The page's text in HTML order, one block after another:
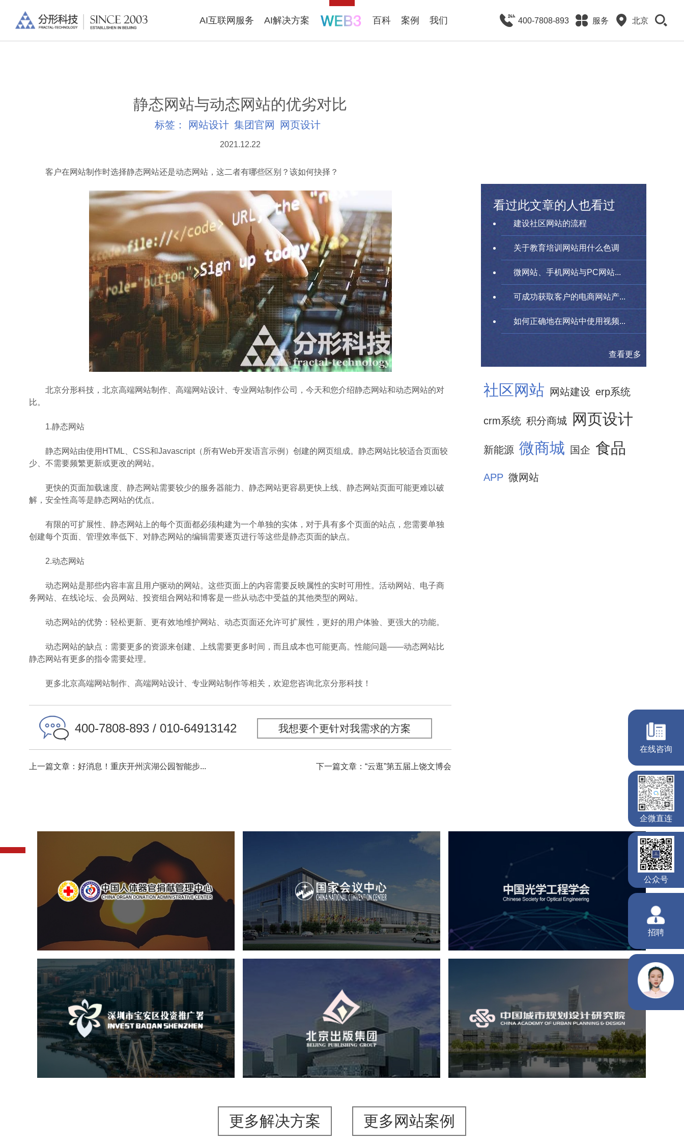
AI互联网服务 AI解决方案 百科 案例 我们 400-7808-893 服务 北京
静态网站与动态网站的优劣对比
标签： 网站设计 集团官网 网页设计
2021.12.22
客户在网站制作时选择静态网站还是动态网站，这二者有哪些区别？该如何抉择？
北京分形科技，北京高端网站制作、高端网站设计、专业网站制作公司，今天和您介绍静态网站和动态网站的对
比。
1.静态网站
静态网站由使用HTML、CSS和Javascript（所有Web开发语言示例）创建的网页组成。静态网站比较适合页面较
少、不需要频繁更新或更改的网站。
更快的页面加载速度、静态网站需要较少的服务器能力、静态网站更容易更快上线、静态网站页面可能更难以破
解，安全性高等是静态网站的优点。
有限的可扩展性、静态网站上的每个页面都必须构建为一个单独的实体，对于具有多个页面的站点，您需要单独
创建每个页面、管理效率低下、对静态网站的编辑需要逐页进行等这些是静态页面的缺点。
2.动态网站
动态网站是那些内容丰富且用户驱动的网站。这些页面上的内容需要反映属性的实时可用性。活动网站、电子商
务网站、在线论坛、会员网站、投资组合网站和博客是一些从动态中受益的其他类型的网站。
动态网站的优势：轻松更新、更有效地维护网站、动态页面还允许可扩展性，更好的用户体验、更强大的功能。
动态网站的缺点：需要更多的资源来创建、上线需要更多时间，而且成本也可能更高。性能问题——动态网站比
静态网站有更多的指令需要处理。
更多北京高端网站制作、高端网站设计、专业网站制作等相关，欢迎您咨询北京分形科技！
400-7808-893 / 010-64913142 我想要个更针对我需求的方案
上一篇文章：好消息！重庆开州滨湖公园智能步... 下一篇文章：“云逛”第五届上饶文博会
看过此文章的人也看过
建设社区网站的流程
关于教育培训网站用什么色调
微网站、手机网站与PC网站...
可成功获取客户的电商网站产...
如何正确地在网站中使用视频...
查看更多
社区网站 网站建设 erp系统
crm系统 积分商城 网页设计
新能源 微商城 国企 食品
APP 微网站
中国人体器官捐献管理中心
国企 品牌官网
网站设计
国家会议中心
服务行业 专业服务 网站建设 网站设计
中国光学工程学会
机构组织 国企 品牌官网
网站建设
网站设计
深圳市宝安区投资推广署
机构组织 国企 品牌官网
网站建设
网站设计
北京出版集团
文化艺术 集团官网 品牌官网
集团网站建设公司
网站建设 网站设计
中国城市规划设计研究院
机构组织 国企 品牌官网
网站建设
网站设计
更多解决方案 更多网站案例